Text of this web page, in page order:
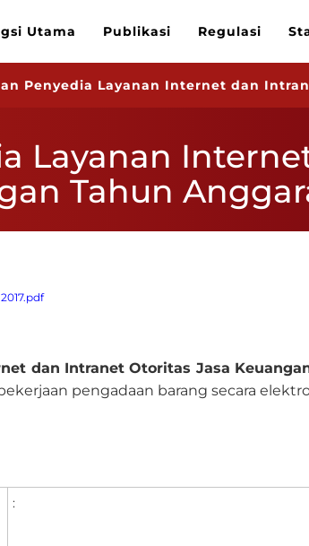
Utama Publikasi Regulasi
Penyedia Layanan Internet dan
Layanan
Tahun
dan Intranet Otoritas Jasa
pengadaan barang secara
: